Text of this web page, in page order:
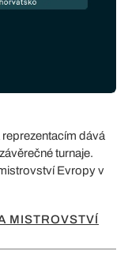
dává
turnaje.
Evropy v
MISTROVSTVÍ